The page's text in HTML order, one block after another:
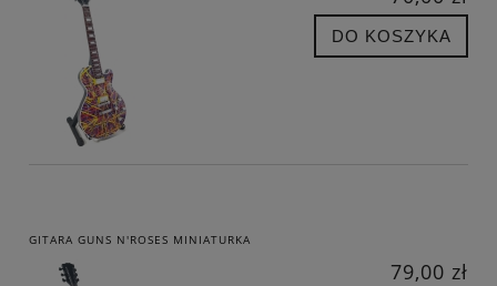
DO KOSZYKA
GITARA GUNS N'ROSES MINIATURKA
79,00 zł